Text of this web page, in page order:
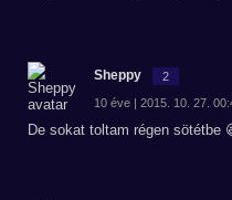
Sheppy 2
10 éve | 2015. 10. 27.
De sokat toltam régen sötétbe